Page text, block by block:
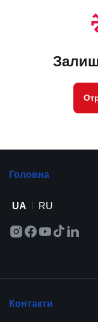
Головна
UA RU
Контакти